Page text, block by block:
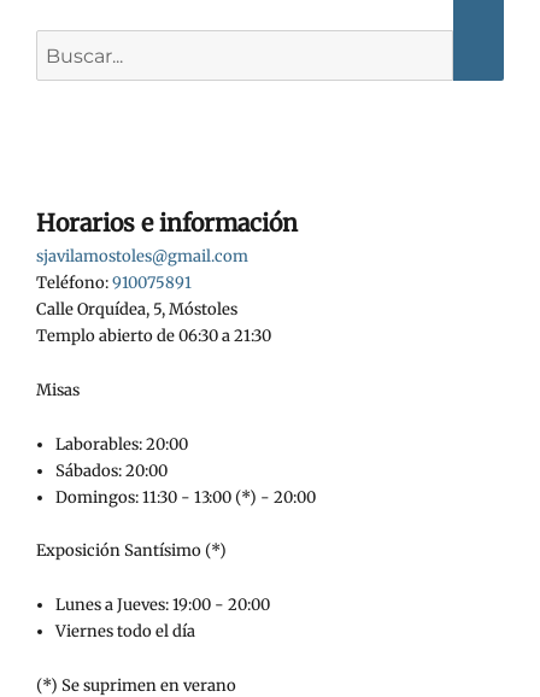
Horarios e información
sjavilamostoles@gmail.com
Teléfono:910075891
Calle Orquídea, 5, Móstoles
Templo abierto de 06:30 a 21:30
Misas
Laborables: 20:00
Sábados: 20:00
Domingos: 11:30 - 13:00 (*) - 20:00
Exposición Santísimo (*)
Lunes a Jueves: 19:00 - 20:00
Viernes todo el día
(*) Se suprimen en verano